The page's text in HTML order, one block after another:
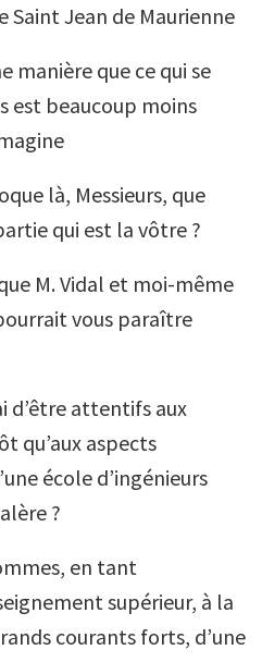
Saint Jean de Maurienne
manière que ce qui se
est beaucoup moins
là, Messieurs, que
qui est la vôtre ?
M. Vidal et moi-même
vous paraître
d’être attentifs aux
qu’aux aspects
école d’ingénieurs
?
en tant
supérieur, à la
courants forts, d’une